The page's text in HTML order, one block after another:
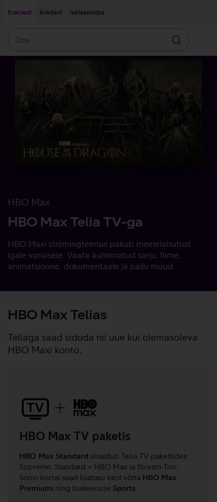
Eraklient
Äriklient Iseteenindus
Otsin
HBO Max
HBO Max Telia TV-ga
HBO Maxi striimingteenus pakub meelelahutust
igale vanusele. Vaata auhinnatud sarju, filme,
animatsioone, dokumentaale ja palju muud.
HBO Max Telias
Teliaga saad siduda nii uue kui olemasoleva
HBO Maxi konto.
HBO Max TV paketis
HBO Max Standard sisaldub Telia TV pakettides
Supreme, Standard + HBO Max ja Stream Trio.
Soovi korral saad lisatasu eest võtta HBO Max
Premiumi ning lisateenuse Sports.